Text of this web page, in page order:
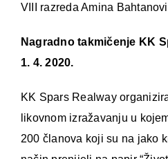
VIII razreda Amina
Nagradno takmičenje KK
1. 4. 2020.
KK Spars Realway
likovnom izražavanju u
200 članova koji su na jako